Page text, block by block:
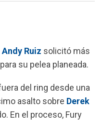
Andy Ruiz solicitó más
su pelea planeada.
del ring desde una
asalto sobre Derek
En el proceso, Fury